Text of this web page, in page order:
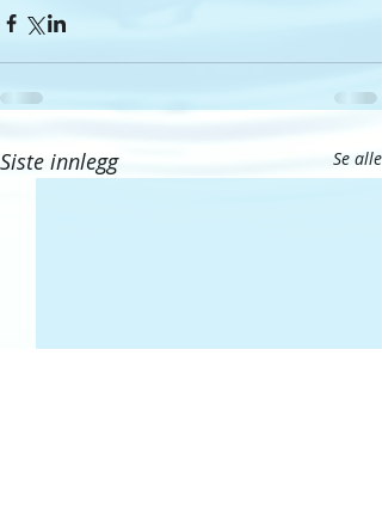
Siste innlegg Se alle